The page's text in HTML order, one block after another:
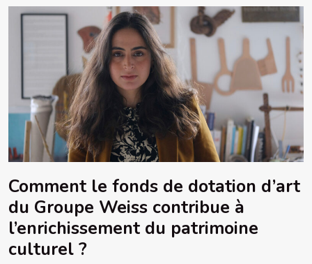
Comment le fonds de dotation d’art
du Groupe Weiss contribue à
l’enrichissement du patrimoine
culturel ?